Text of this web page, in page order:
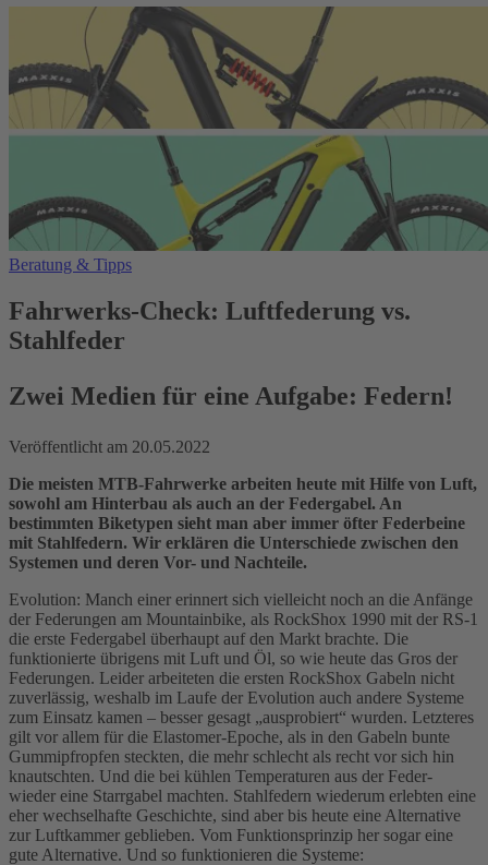
Beratung & Tipps
Fahrwerks-Check: Luftfederung vs.
Stahlfeder
Zwei Medien für eine Aufgabe: Federn!
Veröffentlicht am 20.05.2022
Die meisten MTB-Fahrwerke arbeiten heute mit Hilfe von Luft,
sowohl am Hinterbau als auch an der Federgabel. An
bestimmten Biketypen sieht man aber immer öfter Federbeine
mit Stahlfedern. Wir erklären die Unterschiede zwischen den
Systemen und deren Vor- und Nachteile.
Evolution: Manch einer erinnert sich vielleicht noch an die Anfänge
der Federungen am Mountainbike, als RockShox 1990 mit der RS-1
die erste Federgabel überhaupt auf den Markt brachte. Die
funktionierte übrigens mit Luft und Öl, so wie heute das Gros der
Federungen. Leider arbeiteten die ersten RockShox Gabeln nicht
zuverlässig, weshalb im Laufe der Evolution auch andere Systeme
zum Einsatz kamen – besser gesagt „ausprobiert“ wurden. Letzteres
gilt vor allem für die Elastomer-Epoche, als in den Gabeln bunte
Gummipfropfen steckten, die mehr schlecht als recht vor sich hin
knautschten. Und die bei kühlen Temperaturen aus der Feder-
wieder eine Starrgabel machten. Stahlfedern wiederum erlebten eine
eher wechselhafte Geschichte, sind aber bis heute eine Alternative
zur Luftkammer geblieben. Vom Funktionsprinzip her sogar eine
gute Alternative. Und so funktionieren die Systeme: